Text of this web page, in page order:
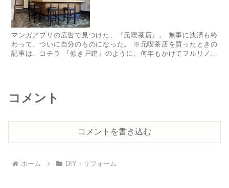
マンガアプリの広告で見つけた、『元喫茶店』。 無事に決済も終
わって、ついに自分のものになった。 ※元喫茶店を買ったときの
記事は、​コチラ​ 『傾き戸建』のように、何年もかけてフルリノベ
コメント
コメントを書き込む
ホーム DIY・リフォーム